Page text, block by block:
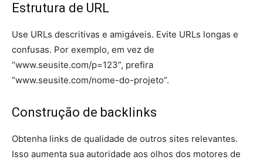
Estrutura de URL
Use URLs descritivas e amigáveis. Evite URLs longas e
confusas. Por exemplo, em vez de
“www.seusite.com/p=123”, prefira
“www.seusite.com/nome-do-projeto”.
Construção de backlinks
Obtenha links de qualidade de outros sites relevantes.
Isso aumenta sua autoridade aos olhos dos motores de